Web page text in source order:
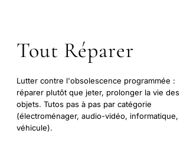
Tout Réparer
Lutter contre l'obsolescence programmée :
réparer plutôt que jeter, prolonger la vie des
objets. Tutos pas à pas par catégorie
(électroménager, audio-vidéo, informatique,
véhicule).